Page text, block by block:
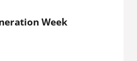
Week